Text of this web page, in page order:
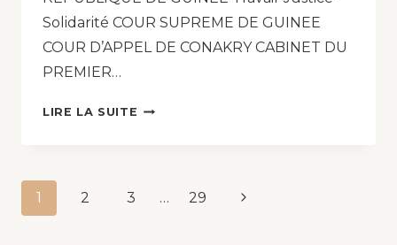
Solidarité COUR SUPREME DE GUINEE
COUR D’APPEL DE CONAKRY CABINET DU
PREMIER…
LIRE LA SUITE
1 2 3 … 29